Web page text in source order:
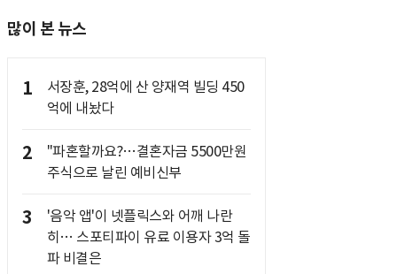
많이 본 뉴스
1
서장훈, 28억에 산 양재역 빌딩 450
억에 내놨다
2
"파혼할까요?…결혼자금 5500만원
주식으로 날린 예비신부
3
'음악 앱'이 넷플릭스와 어깨 나란
히… 스포티파이 유료 이용자 3억 돌
파 비결은